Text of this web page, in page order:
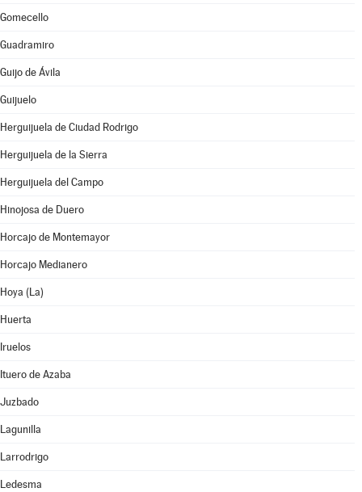
Gomecello
Guadramiro
Guijo de Ávila
Guijuelo
Herguijuela de Ciudad Rodrigo
Herguijuela de la Sierra
Herguijuela del Campo
Hinojosa de Duero
Horcajo de Montemayor
Horcajo Medianero
Hoya (La)
Huerta
Iruelos
Ituero de Azaba
Juzbado
Lagunilla
Larrodrigo
Ledesma